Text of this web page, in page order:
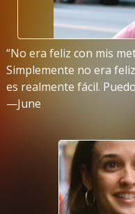
“No era feliz con mis
Simplemente no era
es realmente fácil.
—June